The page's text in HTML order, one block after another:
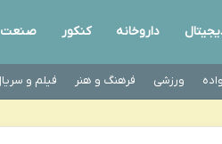
داروخانه کنکور صنعت
ورزشی فرهنگ و هنر فیلم و